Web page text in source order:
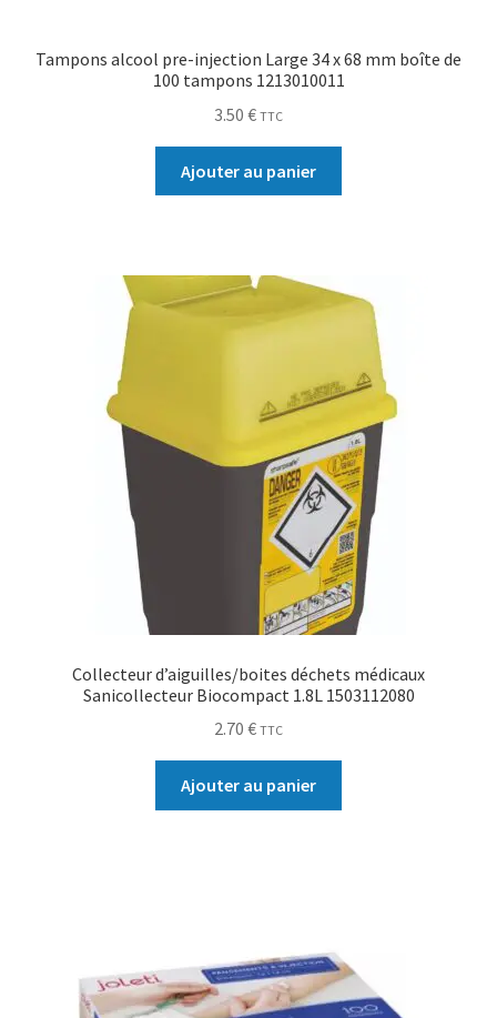
Tampons alcool pre-injection Large 34 x 68 mm boîte de
100 tampons 1213010011
3.50 € TTC
Ajouter au panier
Collecteur d’aiguilles/boites déchets médicaux
Sanicollecteur Biocompact 1.8L 1503112080
2.70 € TTC
Ajouter au panier